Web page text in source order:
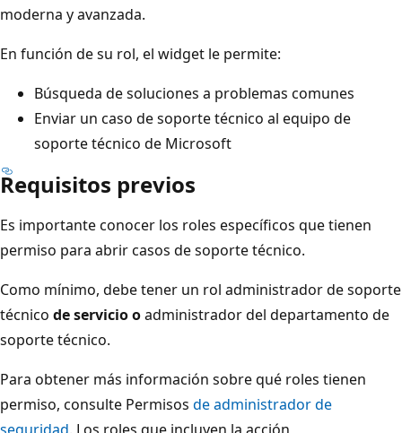
moderna y avanzada.
En función de su rol, el widget le permite:
Búsqueda de soluciones a problemas comunes
Enviar un caso de soporte técnico al equipo de
soporte técnico de Microsoft
Requisitos previos
Es importante conocer los roles específicos que tienen
permiso para abrir casos de soporte técnico.
Como mínimo, debe tener un rol administrador de soporte
técnico de servicio oadministrador del departamento de
soporte técnico.
Para obtener más información sobre qué roles tienen
permiso, consulte Permisos de administrador de
seguridad. Los roles que incluyen la acción